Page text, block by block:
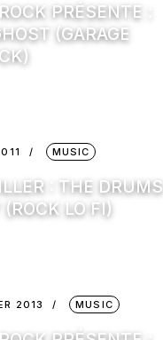
PRÉSENTE :
(GARAGE
MUSIC
: THE DRUMS
LO FI)
2013 MUSIC